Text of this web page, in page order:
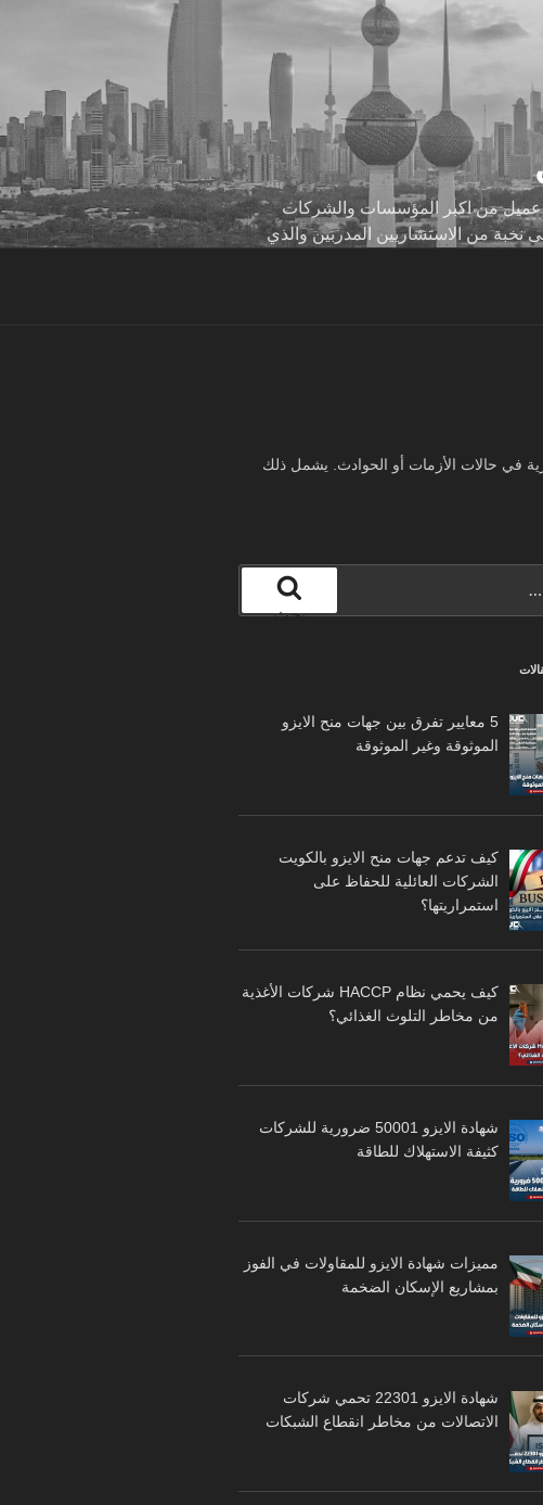
عميل من اكبر المؤسسات والشركات
نخبة من الاستشاريين المدربين والذي
في حالات الأزمات أو الحوادث. يشمل ذلك
بحث
5 معايير تفرق بين جهات منح الايزو
الموثوقة وغير الموثوقة
كيف تدعم جهات منح الايزو بالكويت
الشركات العائلية للحفاظ على
استمراريتها؟
كيف يحمي نظام HACCP شركات الأغذية
من مخاطر التلوث الغذائي؟
شهادة الايزو 50001 ضرورية للشركات
كثيفة الاستهلاك للطاقة
مميزات شهادة الايزو للمقاولات في الفوز
بمشاريع الإسكان الضخمة
شهادة الايزو 22301 تحمي شركات
الاتصالات من مخاطر انقطاع الشبكات